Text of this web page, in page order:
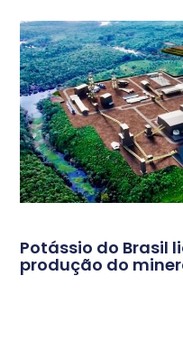
Potássio do Brasil
produção do